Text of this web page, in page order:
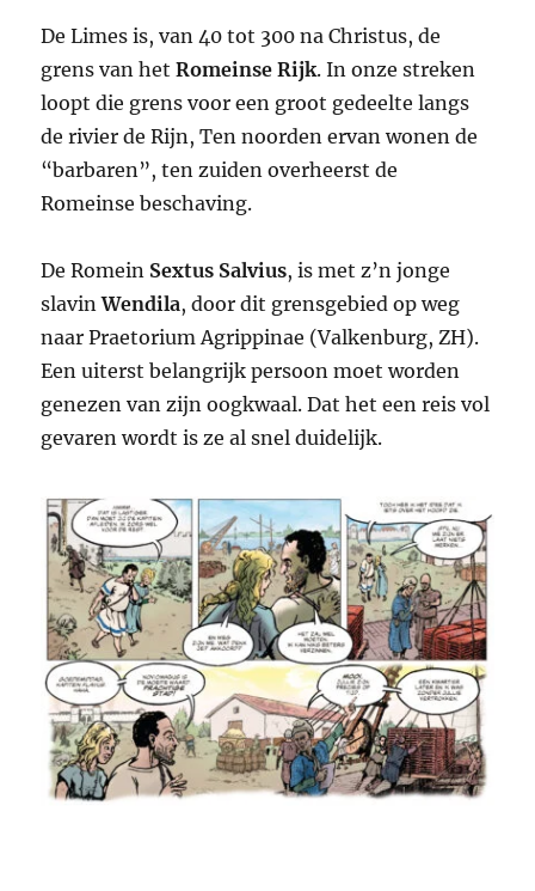
De Limes is, van 40 tot 300 na Christus, de
grens van hetRomeinse Rijk. In onze streken
loopt die grens voor een groot gedeelte langs
de rivier de Rijn, Ten noorden ervan wonen de
“barbaren”, ten zuiden overheerst de
Romeinse beschaving.
De Romein Sextus Salvius, is met z’n jonge
slavinWendila, door dit grensgebied op weg
naar Praetorium Agrippinae (Valkenburg, ZH).
Een uiterst belangrijk persoon moet worden
genezen van zijn oogkwaal. Dat het een reis vol
gevaren wordt is ze al snel duidelijk.